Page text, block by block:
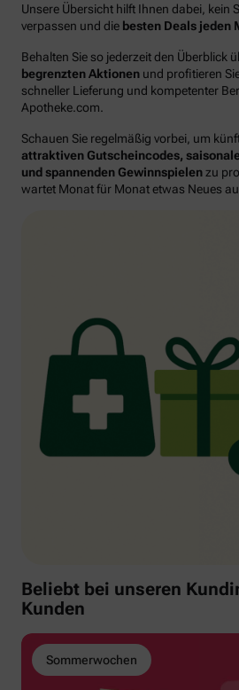
Unsere Übersicht hilft Ihnen dabei, kein
verpassen und die besten Deals jeden
Behalten Sie so jederzeit den Überblick
begrenzten Aktionen und profitieren
schneller Lieferung und kompetenter
Apotheke.com.
Schauen Sie regelmäßig vorbei, um
attraktiven Gutscheincodes,
und spannenden Gewinnspielenzu
wartet Monat für Monat etwas Neues
Beliebt bei unseren
Kunden
Sommerwochen